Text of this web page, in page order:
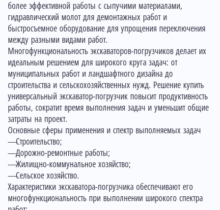
более эффективной работы с сыпучими материалами,
гидравлический молот для демонтажных работ и
быстросъемное оборудование для упрощения переключения
между разными видами работ.
Многофункциональность экскаваторов-погрузчиков делает их
идеальным решением для широкого круга задач: от
муниципальных работ и ландшафтного дизайна до
строительства и сельскохозяйственных нужд. Решение купить
универсальный экскаватор-погрузчик повысит продуктивность
работы, сократит время выполнения задач и уменьшит общие
затраты на проект.
Основные сферы применения и спектр выполняемых задач
Строительство;
Дорожно-ремонтные работы;
Жилищно-коммунальное хозяйство;
Сельское хозяйство.
Характеристики экскаватора-погрузчика обеспечивают его
многофункциональность при выполнении широкого спектра